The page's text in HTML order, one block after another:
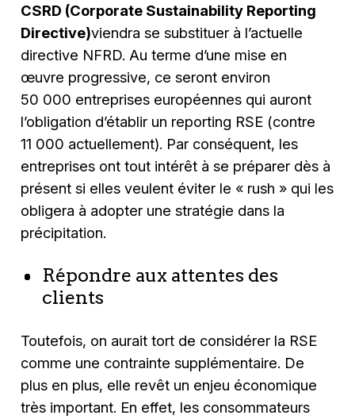
CSRD (Corporate Sustainability Reporting
Directive)viendra se substituer à l’actuelle
directive NFRD. Au terme d’une mise en
œuvre progressive, ce seront environ
50 000 entreprises européennes qui auront
l’obligation d’établir un reporting RSE (contre
11 000 actuellement). Par conséquent, les
entreprises ont tout intérêt à se préparer dès à
présent si elles veulent éviter le « rush » qui les
obligera à adopter une stratégie dans la
précipitation.
Répondre aux attentes des
clients
Toutefois, on aurait tort de considérer la RSE
comme une contrainte supplémentaire. De
plus en plus, elle revêt un enjeu économique
très important. En effet, les consommateurs